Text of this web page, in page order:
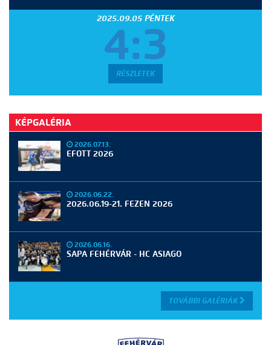
2025.09.05 PÉNTEK
4:3
RÉSZLETEK
KÉPGALÉRIA
2026.07.13.
EFOTT 2026
2026.06.22.
2026.06.19-21. FEZEN 2026
2026.06.16.
SAPA FEHÉRVÁR - HC ASIAGO
TOVÁBBI GALÉRIÁK